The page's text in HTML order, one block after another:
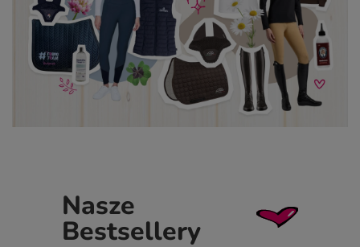
Nasze
Bestsellery